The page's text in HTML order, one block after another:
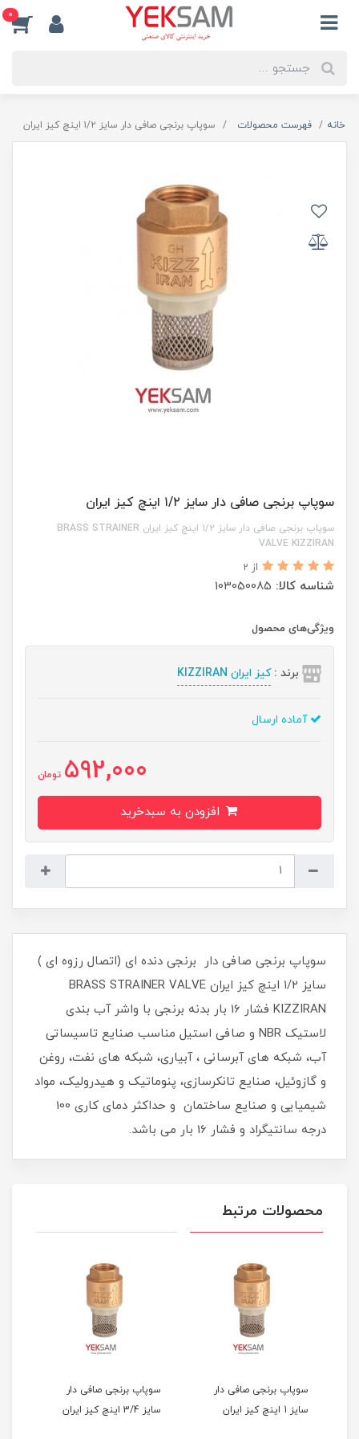
0
خانه فهرست محصولات سوپاپ برنجی صافی دار سایز ۱/۲ اینچ کیز ایران
سوپاپ برنجی صافی دار سایز ۱/۲ اینچ کیز ایران
سوپاپ برنجی صافی دار سایز ۱/۲ اینچ کیز ایران BRASS STRAINER
VALVE KIZZIRAN
از 2
شناسه کالا: 103050085
ویژگی‌های محصول
برند :کیز ایران KIZZIRAN
آماده ارسال
592,000 تومان
سوپاپ برنجی صافی دار برنجی دنده ای (اتصال رزوه ای )
سایز ۱/۲ اینچ کیز ایران BRASS STRAINER VALVE
KIZZIRAN فشار 16 بار بدنه برنجی با واشر آب بندی
لاستیک NBR و صافی استیل مناسب صنایع تاسیساتی
آب، شبکه های آبرسانی ، آبیاری، شبکه های نفت، روغن
و گازوئیل، صنایع تانکرسازی، پنوماتیک و هیدرولیک، مواد
شیمیایی و صنایع ساختمان و حداکثر دمای کاری 100
درجه سانتیگراد و فشار 16 بار می باشد.
محصولات مرتبط
سوپاپ برنجی صافی دار
سایز 1 اینچ کیز ایران
سوپاپ برنجی صافی دار
سایز 3/4 اینچ کیز ایران